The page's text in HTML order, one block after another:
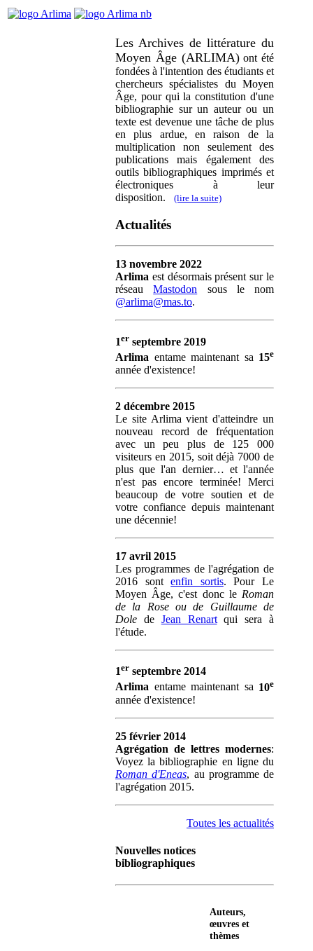
Les Archives de littérature du
Moyen Âge (ARLIMA)ont été
fondées à l'intention des étudiants et
chercheurs spécialistes du Moyen
Âge, pour qui la constitution d'une
bibliographie sur un auteur ou un
texte est devenue une tâche de plus
en plus ardue, en raison de la
multiplication non seulement des
publications mais également des
outils bibliographiques imprimés et
électroniques à leur
disposition. (lire la suite)
Actualités
13 novembre 2022
Arlima est désormais présent sur le
réseauMastodon sous le nom
@arlima@mas.to.
1er septembre 2019
Arlima entame maintenant sa 15e
année d'existence!
2 décembre 2015
Le site Arlima vient d'atteindre un
nouveau record de fréquentation
avec un peu plus de 125 000
visiteurs en 2015, soit déjà 7000 de
plus que l'an dernier… et l'année
n'est pas encore terminée! Merci
beaucoup de votre soutien et de
votre confiance depuis maintenant
une décennie!
17 avril 2015
Les programmes de l'agrégation de
2016 sontenfin sortis. Pour Le
Moyen Âge, c'est donc le Roman
de la Rose ou de Guillaume de
Dole de Jean Renartqui sera à
l'étude.
1er septembre 2014
Arlima entame maintenant sa 10e
année d'existence!
25 février 2014
Agrégation de lettres modernes:
Voyez la bibliographie en ligne du
Roman d'Eneas, au programme de
l'agrégation 2015.
Toutes les actualités
Nouvelles notices
bibliographiques
Auteurs,
œuvres et
thèmes